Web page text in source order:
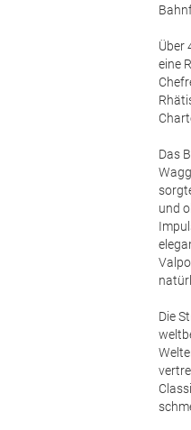
Über
eine
Das
und
Die